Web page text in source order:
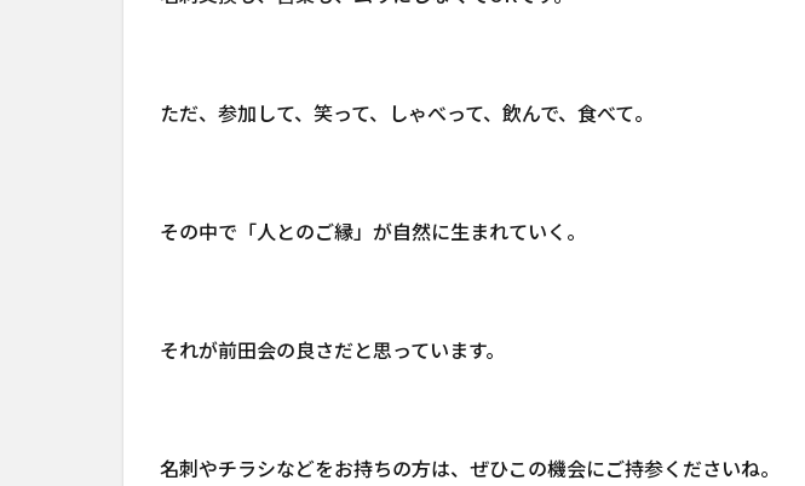
ただ、参加して、笑って、しゃべって、飲んで、食べて。
その中で「人とのご縁」が自然に生まれていく。
それが前田会の良さだと思っています。
名刺やチラシなどをお持ちの方は、ぜひこの機会にご持参くださいね。